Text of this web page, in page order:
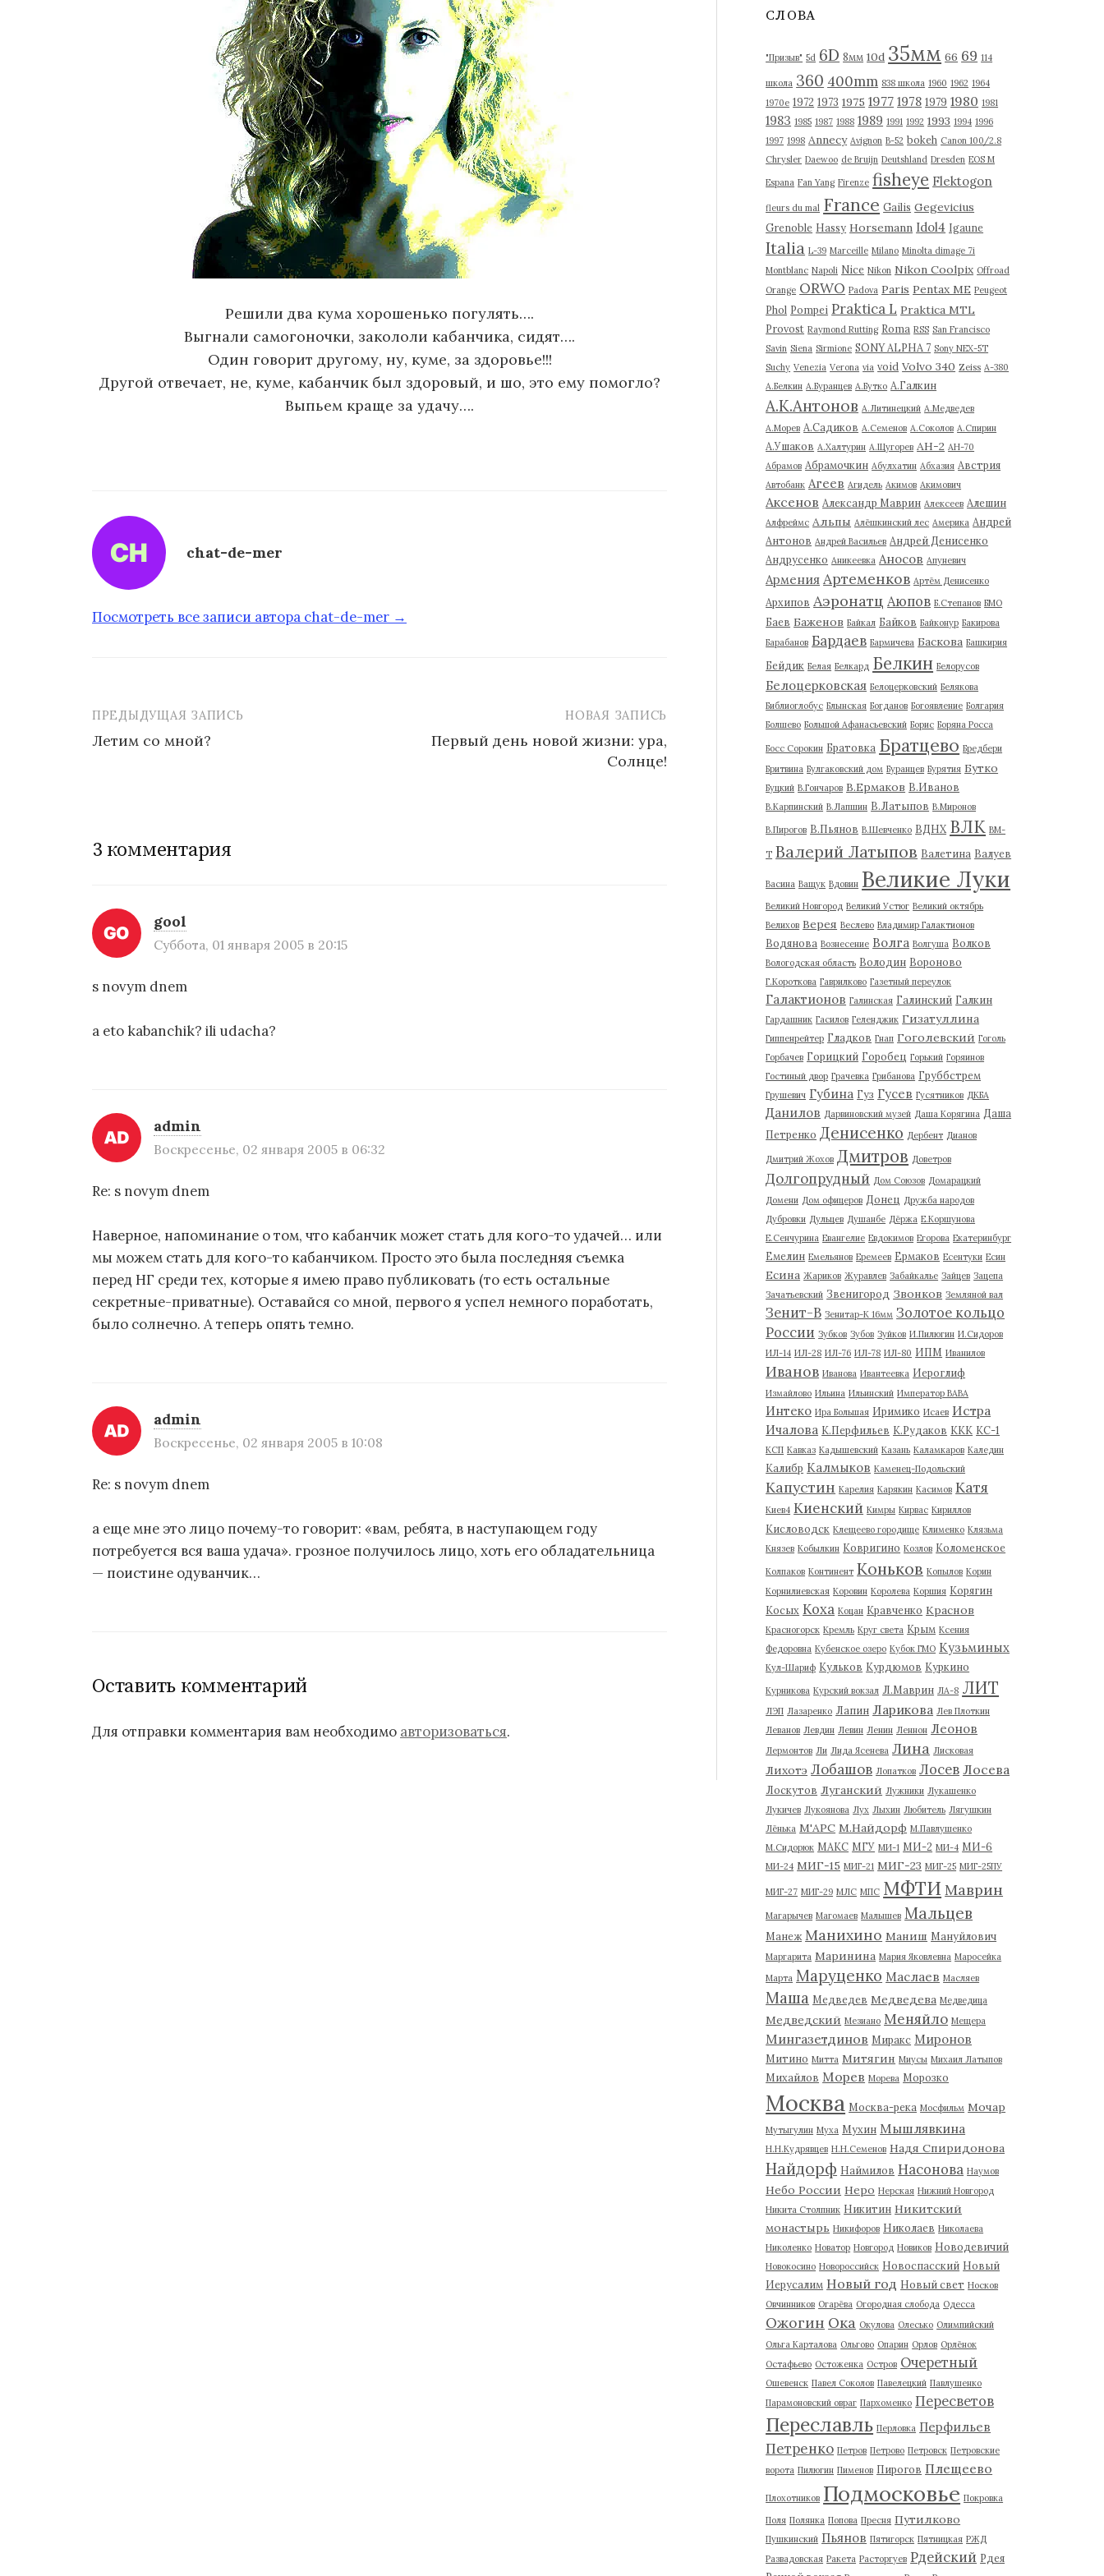
Решили два кума хорошенько погулять….
Выгнали самогоночки, закололи кабанчика, сидят….
Один говорит другому, ну, куме, за здоровье!!!
Другой отвечает, не, куме, кабанчик был здоровый, и шо, это ему помогло?
Выпьем краще за удачу….
chat-de-mer
Посмотреть все записи автора chat-de-mer →
и
а
ц
и
я
з
а
п
с
я
м
ПРЕДЫДУЩАЯ ЗАПИСЬ
Летим со мной?
НОВАЯ ЗАПИСЬ
Первый день новой жизни: ура,
Солнце!
3 комментария
gool
Суббота, 01 января 2005 в 20:15
s novym dnem
a eto kabanchik? ili udacha?
admin
Воскресенье, 02 января 2005 в 06:32
Re: s novym dnem
Наверное, напоминание о том, что кабанчик может стать для кого-то удачей… или
мы можем стать для кого-то кабанчиком. Просто это была последняя съемка
перед НГ среди тех, которые я имею право публиковать (то есть остальные
секретные-приватные). Оставайся со мной, первого я успел немного поработать,
было солнечно. А теперь опять темно.
admin
Воскресенье, 02 января 2005 в 10:08
Re: s novym dnem
а еще мне это лицо почему-то говорит: «вам, ребята, в наступающем году
потребуется вся ваша удача». грозное получилось лицо, хоть его обладательница
— поистине одуванчик…
Оставить комментарий
Для отправки комментария вам необходимо авторизоваться.
в
СЛОВА
"Призыв" 5d 6D 8мм 10d 35мм 66 69 114
школа 360 400mm 838 школа 1960 1962 1964
1970е 1972 1973 1975 1977 1978 1979 1980 1981
1983 1985 1987 1988 1989 1991 1992 1993 1994 1996
1997 1998 Annecy Avignon B-52 bokeh Canon 100/2.8
Chrysler Daewoo de Bruijn Deutshland Dresden EOS M
Espana Fan Yang Firenze fisheye Flektogon
fleurs du mal France Gailis Gegevicius
Grenoble Hassy Horsemann Idol4 Igaune
Italia L-39 Marceille Milano Minolta dimage 7i
Montblanc Napoli Nice Nikon Nikon Coolpix Offroad
Orange ORWO Padova Paris Pentax ME Peugeot
Phol Pompei Praktica L Praktica MTL
Provost Raymond Rutting Roma RSS San Francisco
Savin Siena Sirmione SONY ALPHA 7 Sony NEX-5T
Suchy Venezia Verona via void Volvo 340 Zeiss А-380
А.Белкин А.Буранцев А.Бутко А.Галкин
А.К.Антонов А.Литинецкий А.Медведев
А.Морев А.Садиков А.Семенов А.Соколов А.Спирин
А.Ушаков А.Халтурин А.Щугорев АН-2 АН-70
Абрамов Абрамочкин Абулхатин Абхазия Австрия
Автобанк Агеев Агидель Акимов Акимович
Аксенов Александр Маврин Алексеев Алешин
Алфреймс Альпы Алёшкинский лес Америка Андрей
Антонов Андрей Васильев Андрей Денисенко
Андрусенко Аникеевка Аносов Апуневич
Армения Артеменков Артём Денисенко
Архипов Аэронатц Аюпов Б.Степанов БМО
Баев Баженов Байкал Байков Байконур Бакирова
Барабанов Бардаев Бармичева Баскова Башкирия
Бейдик Белая Белкард Белкин Белорусов
Белоцерковская Белоцерковский Белякова
Библиоглобус Блынская Богданов Богоявление Болгария
Болшево Большой Афанасьевский Борис Боряна Росса
Босс Сорокин Братовка Братцево Бредбери
Бритвина Булгаковский дом Буранцев Бурятия Бутко
Буцкий В.Гончаров В.Ермаков В.Иванов
В.Карпинский В.Лапшин В.Латыпов В.Миронов
В.Пирогов В.Пьянов В.Шевченко ВДНХ ВЛК ВМ-
Т Валерий Латыпов Валетина Валуев
Васина Ващук Вдовин Великие Луки
Великий Новгород Великий Устюг Великий октябрь
Велихов Верея Веслево Владимир Галактионов
Водянова Вознесение Волга Волгуша Волков
Вологодская область Володин Вороново
Г.Короткова Гаврилково Газетный переулок
Галактионов Галинская Галинский Галкин
Гардашник Гасилов Геленджик Гизатуллина
Гиппенрейтер Гладков Гнап Гоголевский Гоголь
Горбачев Горицкий Горобец Горький Горяинов
Гостиный двор Грачевка Грибанова Груббстрем
Грушевич Губина Гуз Гусев Гусятников ДКБА
Данилов Дарвиновский музей Даша Корягина Даша
Петренко Денисенко Дербент Дианов
Дмитрий Жохов Дмитров Доветров
Долгопрудный Дом Союзов Домарацкий
Домени Дом офицеров Донец Дружба народов
Дубровки Дульцев Душанбе Дёржа Е.Коршунова
Е.Сенчурина Евангелие Евдокимов Егорова Екатеринбург
Емелин Емельянов Еремеев Ермаков Есентуки Есин
Есина Жариков Журавлев Забайкалье Зайцев Зацепа
Зачатьевский Звенигород Звонков Земляной вал
Зенит-В Зенитар-К 16мм Золотое кольцо
России Зубков Зубов Зуйков И.Пилюгин И.Сидоров
ИЛ-14 ИЛ-28 ИЛ-76 ИЛ-78 ИЛ-80 ИПМ Иванилов
Иванов Иванова Ивантеевка Иероглиф
Измайлово Ильина Ильинский Император ВАВА
Интеко Ира Большая Иримико Исаев Истра
Ичалова К.Перфильев К.Рудаков ККК КС-1
КСП Кавказ Кадышевский Казань Каламкаров Каледин
Калибр Калмыков Каменец-Подольский
Капустин Карелия Карякин Касимов Катя
Киев4 Киенский Кимры Кирвас Кириллов
Кисловодск Клещеево городище Клименко Клязьма
Князев Кобылкин Ковригино Козлов Коломенское
Колпаков Континент Коньков Копылов Корин
Корнилиевская Коровин Королева Коршия Корягин
Косых Коха Коцан Кравченко Краснов
Красногорск Кремль Круг света Крым Ксения
Федоровна Кубенское озеро Кубок ГМО Кузьминых
Кул-Шариф Кульков Курдюмов Куркино
Курникова Курский вокзал Л.Маврин ЛА-8 ЛИТ
ЛЭП Лазаренко Лапин Ларикова Лев Плоткин
Леванов Левдин Левин Ленин Леннон Леонов
Лермонтов Ли Лида Ясенева Лина Лисковая
Лихотэ Лобашов Лопатков Лосев Лосева
Лоскутов Луганский Лужники Лукашенко
Лукичев Лукоянова Лух Лыхин Любитель Лягушкин
Лёнька М'АРС М.Найдорф М.Павлушенко
М.Сидорюк МАКС МГУ МИ-1 МИ-2 МИ-4 МИ-6
МИ-24 МИГ-15 МИГ-21 МИГ-23 МИГ-25 МИГ-25ПУ
МИГ-27 МИГ-29 МЛС МПС МФТИ Маврин
Магарычев Магомаев Малышев Мальцев
Манеж Манихино Маниш Мануйлович
Маргарита Маринина Мария Яковлевна Маросейка
Марта Маруценко Маслаев Масляев
Маша Медведев Медведева Медведица
Медведский Мезиано Меняйло Мещера
Мингазетдинов Миракс Миронов
Митино Митта Митягин Миусы Михаил Латыпов
Михайлов Морев Морева Морозко
Москва Москва-река Мосфильм Мочар
Мутыгулин Муха Мухин Мышлявкина
Н.Н.Кудрявцев Н.Н.Семенов Надя Спиридонова
Найдорф Наймилов Насонова Наумов
Небо России Неро Нерская Нижний Новгород
Никита Столпник Никитин Никитский
монастырь Никифоров Николаев Николаева
Николенко Новатор Новгород Новиков Новодевичий
Новокосино Новороссийск Новоспасский Новый
Иерусалим Новый год Новый свет Носков
Овчинников Огарёва Огородная слобода Одесса
Ожогин Ока Окулова Олесько Олимпийский
Ольга Карталова Ольгово Опарин Орлов Орлёнок
Остафьево Остоженка Остров Очеретный
Ошевенск Павел Соколов Павелецкий Павлушенко
Парамоновский овраг Пархоменко Пересветов
Переславль Перловка Перфильев
Петренко Петров Петрово Петровск Петровские
ворота Пилюгин Пименов Пирогов Плещеево
Плохотников Подмосковье Покровка
Поля Полянка Попова Пресня Путилково
Пушкинский Пьянов Пятигорск Пятницкая РЖД
Развадовская Ракета Расторгуев Рдейский Рдея